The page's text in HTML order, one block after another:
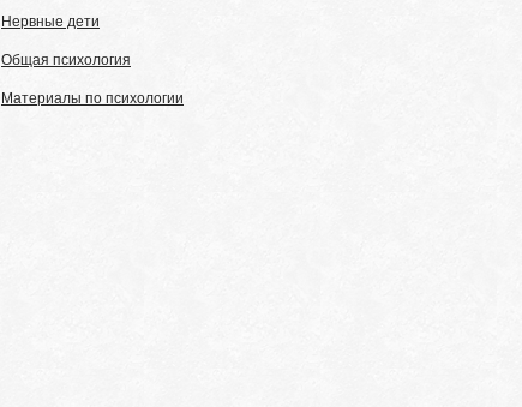
Нервные дети
Общая психология
Материалы по психологии